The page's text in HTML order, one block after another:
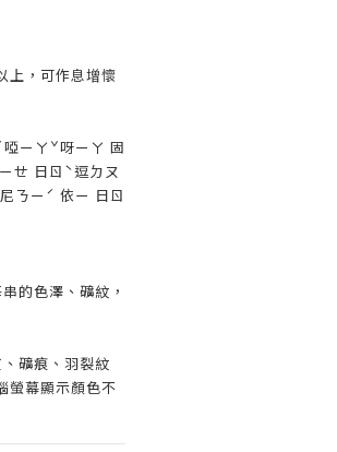
上，可作息增懷
ㄧㄚˇ呀ㄧㄚ 固
ㄝ 日ㄖˋ逗ㄉㄡ
ㄋㄧˊ 依ㄧ 日ㄖ
的色澤、礦紋，
礦痕、羽裂紋
螢幕顯示顏色不